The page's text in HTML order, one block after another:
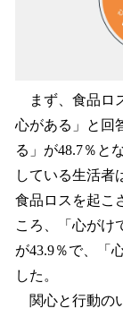
まず、食品ロ
心がある」と回
る」が48.7％と
している生活者
食品ロスを起こ
ころ、「心がけ
が43.9％で、「
した。
関心と行動の